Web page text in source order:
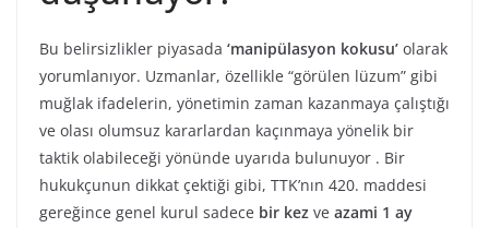
Bu belirsizlikler piyasada ‘manipülasyon kokusu’ olarak
yorumlanıyor. Uzmanlar, özellikle “görülen lüzum” gibi
muğlak ifadelerin, yönetimin zaman kazanmaya çalıştığı
ve olası olumsuz kararlardan kaçınmaya yönelik bir
taktik olabileceği yönünde uyarıda bulunuyor . Bir
hukukçunun dikkat çektiği gibi, TTK’nın 420. maddesi
gereğince genel kurul sadece bir kez ve azami 1 ay